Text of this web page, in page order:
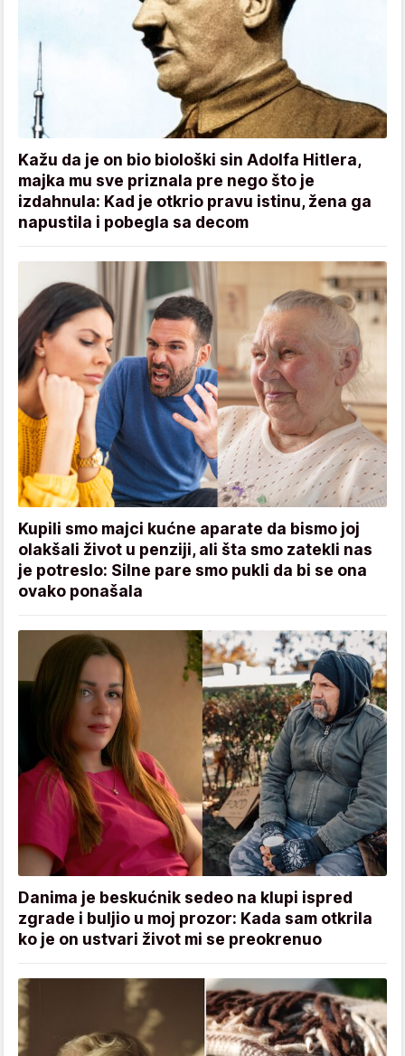
Kažu da je on bio biološki sin Adolfa Hitlera,
majka mu sve priznala pre nego što je
izdahnula: Kad je otkrio pravu istinu, žena ga
napustila i pobegla sa decom
Kupili smo majci kućne aparate da bismo joj
olakšali život u penziji, ali šta smo zatekli nas
je potreslo: Silne pare smo pukli da bi se ona
ovako ponašala
Danima je beskućnik sedeo na klupi ispred
zgrade i buljio u moj prozor: Kada sam otkrila
ko je on ustvari život mi se preokrenuo